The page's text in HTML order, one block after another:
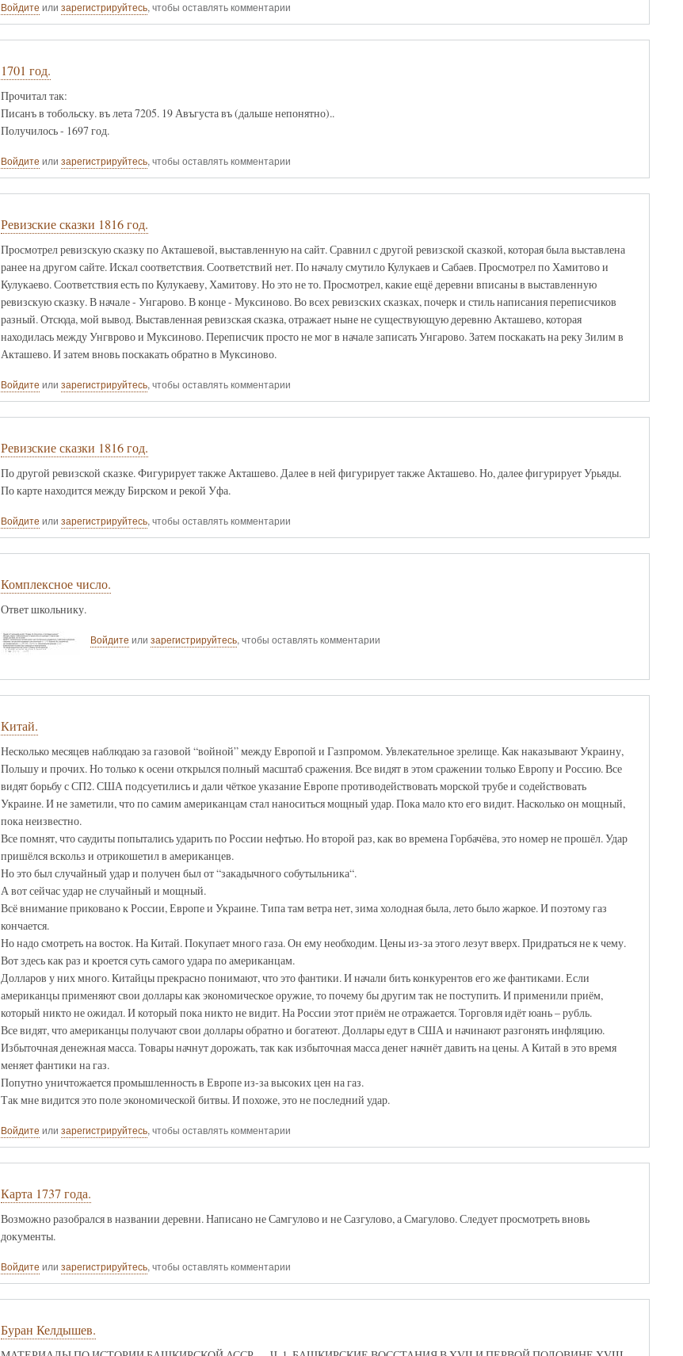
Войдите или зарегистрируйтесь, чтобы оставлять комментарии
1701 год.
Прочитал так:
Писанъ в тобольску. въ лета 7205. 19 Авъгуста въ (дальше непонятно)..
Получилось - 1697 год.
Войдите или зарегистрируйтесь, чтобы оставлять комментарии
Ревизские сказки 1816 год.
Просмотрел ревизскую сказку по Акташевой, выставленную на сайт. Сравнил с другой ревизской сказкой, которая была выставлена
ранее на другом сайте. Искал соответствия. Соответствий нет. По началу смутило Кулукаев и Сабаев. Просмотрел по Хамитово и
Кулукаево. Соответствия есть по Кулукаеву, Хамитову. Но это не то. Просмотрел, какие ещё деревни вписаны в выставленную
ревизскую сказку. В начале - Унгарово. В конце - Муксиново. Во всех ревизских сказках, почерк и стиль написания переписчиков
разный. Отсюда, мой вывод. Выставленная ревизская сказка, отражает ныне не существующую деревню Акташево, которая
находилась между Унгврово и Муксиново. Переписчик просто не мог в начале записать Унгарово. Затем поскакать на реку Зилим в
Акташево. И затем вновь поскакать обратно в Муксиново.
Войдите или зарегистрируйтесь, чтобы оставлять комментарии
Ревизские сказки 1816 год.
По другой ревизской сказке. Фигурирует также Акташево. Далее в ней фигурирует также Акташево. Но, далее фигурирует Урьяды.
По карте находится между Бирском и рекой Уфа.
Войдите или зарегистрируйтесь, чтобы оставлять комментарии
Комплексное число.
Ответ школьнику.
Войдите илизарегистрируйтесь, чтобы оставлять комментарии
Китай.
Несколько месяцев наблюдаю за газовой “войной” между Европой и Газпромом. Увлекательное зрелище. Как наказывают Украину,
Польшу и прочих. Но только к осени открылся полный масштаб сражения. Все видят в этом сражении только Европу и Россию. Все
видят борьбу с СП2. США подсуетились и дали чёткое указание Европе противодействовать морской трубе и содействовать
Украине. И не заметили, что по самим американцам стал наноситься мощный удар. Пока мало кто его видит. Насколько он мощный,
пока неизвестно.
Все помнят, что саудиты попытались ударить по России нефтью. Но второй раз, как во времена Горбачёва, это номер не прошёл. Удар
пришёлся вскольз и отрикошетил в американцев.
Но это был случайный удар и получен был от “закадычного собутыльника“.
А вот сейчас удар не случайный и мощный.
Всё внимание приковано к России, Европе и Украине. Типа там ветра нет, зима холодная была, лето было жаркое. И поэтому газ
кончается.
Но надо смотреть на восток. На Китай. Покупает много газа. Он ему необходим. Цены из-за этого лезут вверх. Придраться не к чему.
Вот здесь как раз и кроется суть самого удара по американцам.
Долларов у них много. Китайцы прекрасно понимают, что это фантики. И начали бить конкурентов его же фантиками. Если
американцы применяют свои доллары как экономическое оружие, то почему бы другим так не поступить. И применили приём,
который никто не ожидал. И который пока никто не видит. На России этот приём не отражается. Торговля идёт юань – рубль.
Все видят, что американцы получают свои доллары обратно и богатеют. Доллары едут в США и начинают разгонять инфляцию.
Избыточная денежная масса. Товары начнут дорожать, так как избыточная масса денег начнёт давить на цены. А Китай в это время
меняет фантики на газ.
Попутно уничтожается промышленность в Европе из-за высоких цен на газ.
Так мне видится это поле экономической битвы. И похоже, это не последний удар.
Войдите или зарегистрируйтесь, чтобы оставлять комментарии
Карта 1737 года.
Возможно разобрался в названии деревни. Написано не Самгулово и не Сазгулово, а Смагулово. Следует просмотреть вновь
документы.
Войдите или зарегистрируйтесь, чтобы оставлять комментарии
Буран Келдышев.